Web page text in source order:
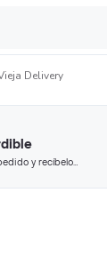
Delivery
y recíbelo